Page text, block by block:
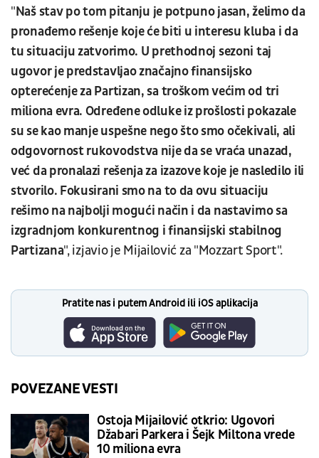
"Naš stav po tom pitanju je potpuno jasan, želimo da
pronađemo rešenje koje će biti u interesu kluba i da
tu situaciju zatvorimo. U prethodnoj sezoni taj
ugovor je predstavljao značajno finansijsko
opterećenje za Partizan, sa troškom većim od tri
miliona evra. Određene odluke iz prošlosti pokazale
su se kao manje uspešne nego što smo očekivali, ali
odgovornost rukovodstva nije da se vraća unazad,
već da pronalazi rešenja za izazove koje je nasledilo ili
stvorilo. Fokusirani smo na to da ovu situaciju
rešimo na najbolji mogući način i da nastavimo sa
izgradnjom konkurentnog i finansijski stabilnog
Partizana", izjavio je Mijailović za "Mozzart Sport".
Pratite nas i putem Android ili iOS aplikacija
POVEZANE VESTI
Ostoja Mijailović otkrio: Ugovori
Džabari Parkera i Šejk Miltona vrede
10 miliona evra